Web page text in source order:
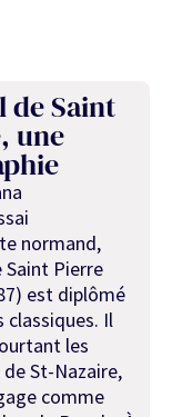
de Saint
une
normand,
Saint Pierre
est diplômé
classiques. Il
les
St-Nazaire,
comme